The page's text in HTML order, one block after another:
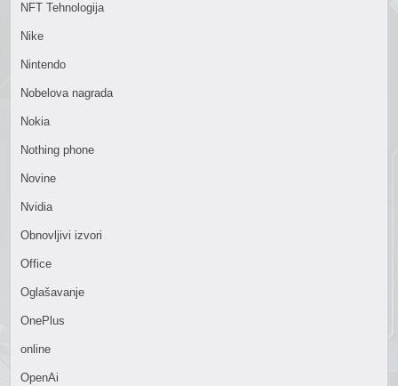
NFT Tehnologija
Nike
Nintendo
Nobelova nagrada
Nokia
Nothing phone
Novine
Nvidia
Obnovljivi izvori
Office
Oglašavanje
OnePlus
online
OpenAi